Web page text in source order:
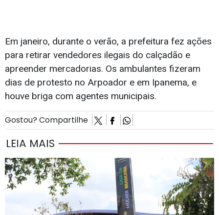
Em janeiro, durante o verão, a prefeitura fez ações
para retirar vendedores ilegais do calçadão e
apreender mercadorias. Os ambulantes fizeram
dias de protesto no Arpoador e em Ipanema, e
houve briga com agentes municipais.
Gostou? Compartilhe
LEIA MAIS